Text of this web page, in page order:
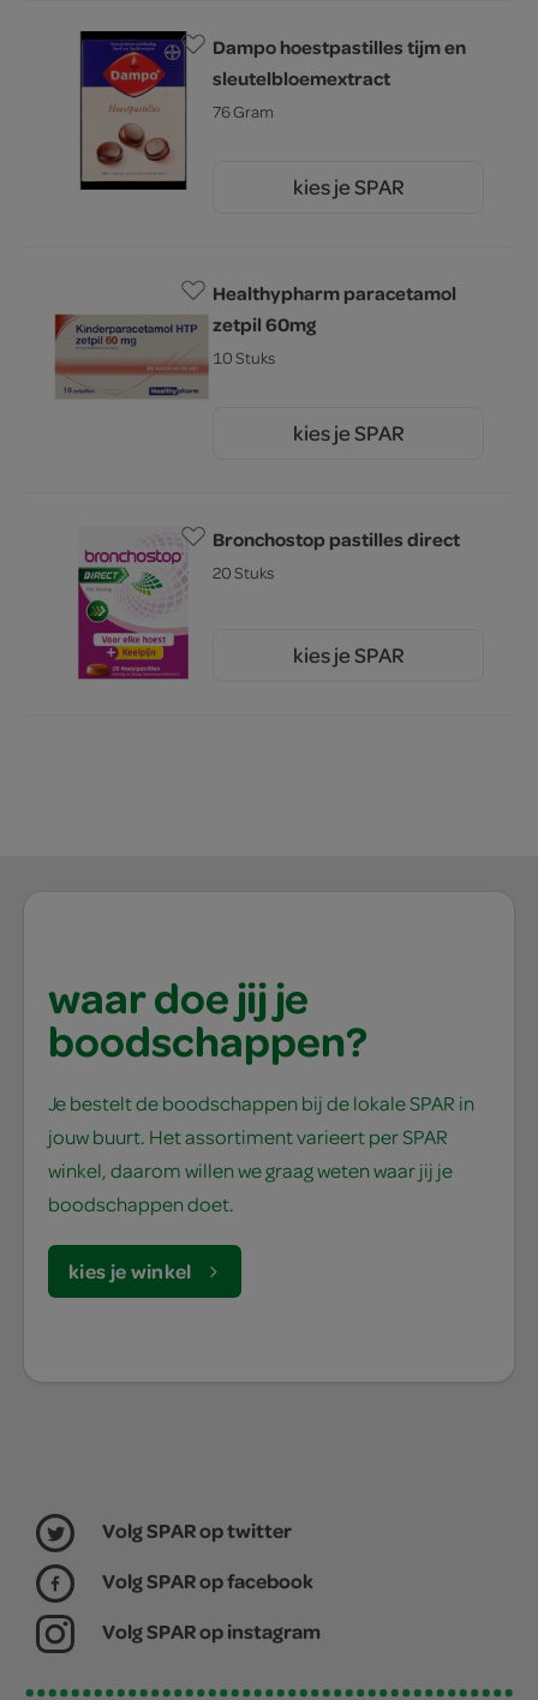
Dampo hoestpastilles tijm en
sleutelbloemextract
76 Gram
kies je SPAR
Healthypharm paracetamol
zetpil 60mg
10 Stuks
kies je SPAR
Bronchostop pastilles direct
20 Stuks
kies je SPAR
waar doe jij je
boodschappen?
Je bestelt de boodschappen bij de lokale SPAR in
jouw buurt. Het assortiment varieert per SPAR
winkel, daarom willen we graag weten waar jij je
boodschappen doet.
kies je winkel
Volg SPAR op twitter
Volg SPAR op facebook
Volg SPAR op instagram